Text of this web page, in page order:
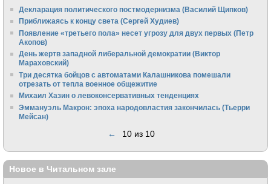
Декларация политического постмодернизма (Василий Щипков)
Приближаясь к концу света (Сергей Худиев)
Появление «третьего пола» несет угрозу для двух первых (Петр
Акопов)
День жертв западной либеральной демократии (Виктор
Мараховский)
Три десятка бойцов с автоматами Калашникова помешали
отрезать от тепла военное общежитие
Михаил Хазин о левоконсервативных тенденциях
Эммануэль Макрон: эпоха народовластия закончилась (Тьерри
Мейсан)
← 10 из 10
Новое в Читальном зале